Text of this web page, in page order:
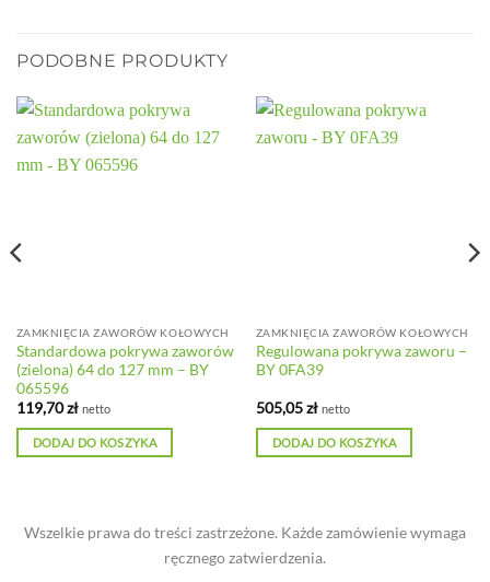
PODOBNE PRODUKTY
ZAMKNIĘCIA ZAWORÓW KOŁOWYCH
Standardowa pokrywa zaworów
(zielona) 64 do 127 mm – BY
065596
119,70zł netto
DODAJ DO KOSZYKA
ZAMKNIĘCIA ZAWORÓW KOŁOWYCH
Regulowana pokrywa zaworu –
BY 0FA39
505,05zł netto
DODAJ DO KOSZYKA
Wszelkie prawa do treści zastrzeżone. Każde zamówienie wymaga
ręcznego zatwierdzenia.